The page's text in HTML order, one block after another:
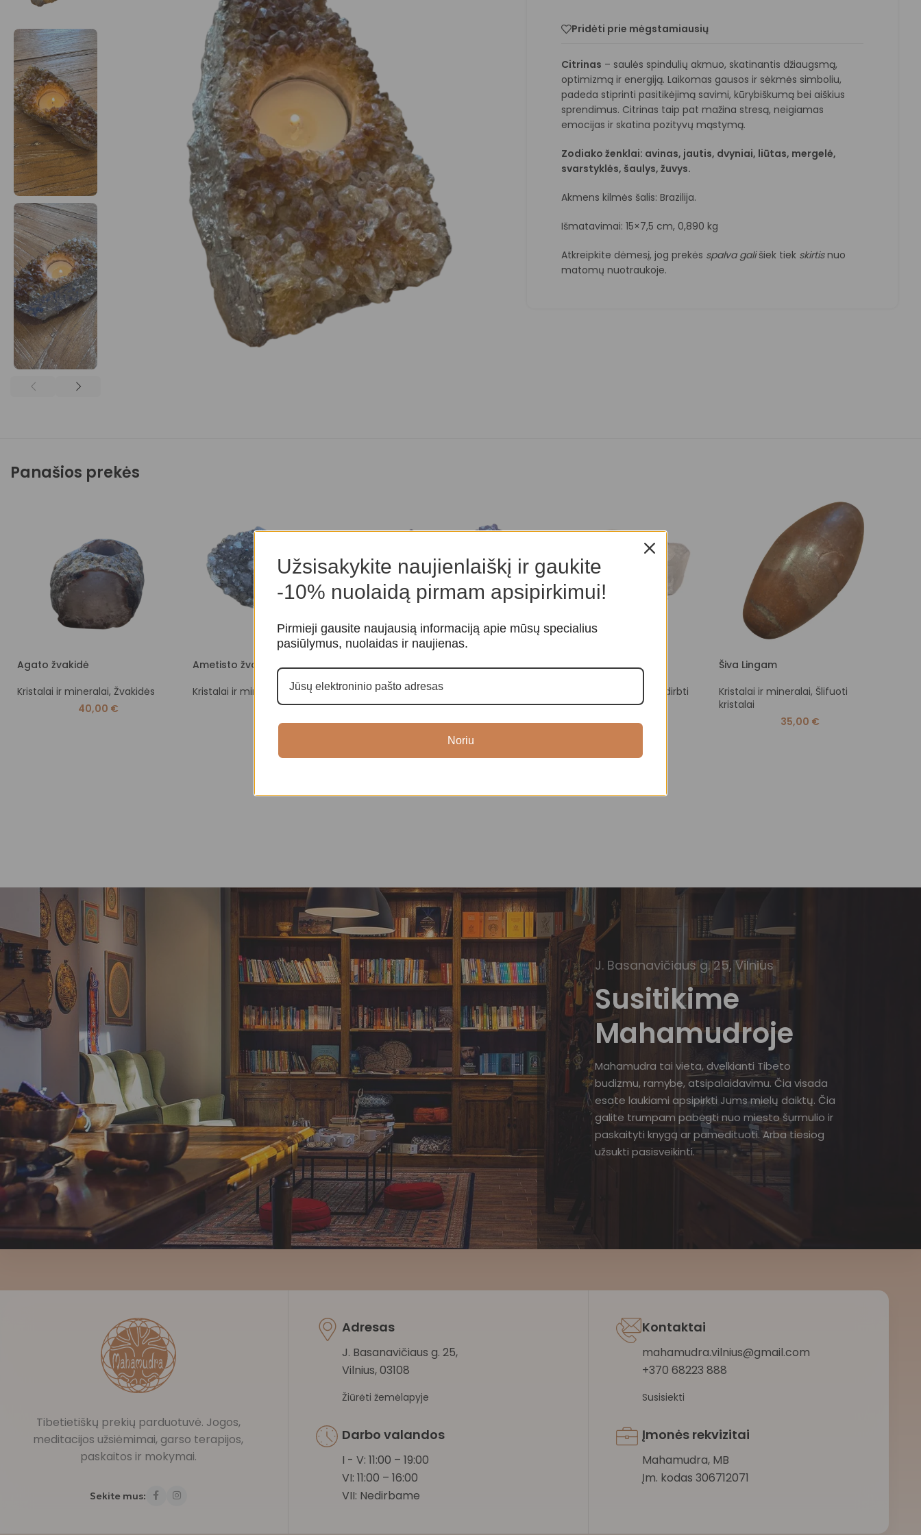
Pridėti prie mėgstamiausių
Citrinas – saulės spindulių akmuo, skatinantis džiaugsmą,
optimizmą ir energiją. Laikomas gausos ir sėkmės simboliu,
padeda stiprinti pasitikėjimą savimi, kūrybiškumą bei aiškius
sprendimus. Citrinas taip pat mažina stresą, neigiamas
emocijas ir skatina pozityvų mąstymą.
Zodiako ženklai: avinas, jautis, dvyniai, liūtas, mergelė,
svarstyklės, šaulys, žuvys.
Akmens kilmės šalis: Brazilija.
Išmatavimai: 15×7,5 cm, 0,890 kg
Atkreipkite dėmesį, jog prekės spalva gališiek tiek skirtisnuo
matomų nuotraukoje.
Panašios prekės
Agato žvakidė
Kristalai ir mineralai, Žvakidės
40,00 €
Ametisto žvakidė
Kristalai ir mineralai
Žvakidės
60,00€
Ametisto žvakidė
Kristalai ir mineralai
65,00€
Kalnų krištolas
Neapdirbti
kristalai
35,00€
Šiva Lingam
Kristalai ir mineralai, Šlifuoti
kristalai
35,00 €
J. Basanavičiaus g. 25, Vilnius
Susitikime
Mahamudroje
Mahamudra tai vieta, dvelkianti Tibeto
budizmu, ramybe, atsipalaidavimu. Čia visada
esate laukiami apsipirkti Jums mielų daiktų. Čia
galite trumpam pabėgti nuo miesto šurmulio ir
paskaityti knygą ar pamedituoti. Arba tiesiog
užsukti pasisveikinti.
Tibetietiškų prekių parduotuvė. Jogos,
meditacijos užsiėmimai, garso terapijos,
paskaitos ir mokymai.
Sekite mus:
Adresas
J. Basanavičiaus g. 25,
Vilnius, 03108
Žiūrėti žemėlapyje
Darbo valandos
I - V: 11:00 – 19:00
VI: 11:00 – 16:00
VII: Nedirbame
Kontaktai
mahamudra.vilnius@gmail.com
+370 68223 888
Susisiekti
Įmonės rekvizitai
Mahamudra, MB
Įm. kodas 306712071
Užsisakykite naujienlaiškį ir gaukite
-10% nuolaidą pirmam apsipirkimui!
Pirmieji gausite naujausią informaciją apie mūsų specialius
pasiūlymus, nuolaidas ir naujienas.
Noriu